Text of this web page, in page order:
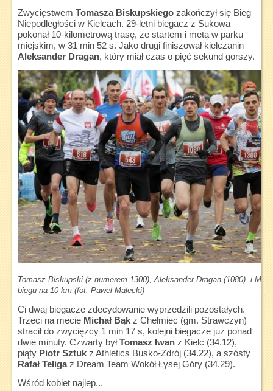
Zwycięstwem Tomasza Biskupskiegozakończył się Bieg
Niepodległości w Kielcach. 29-letni biegacz z Sukowa
pokonał 10-kilometrową trasę, ze startem i metą w parku
miejskim, w 31 min 52 s. Jako drugi finiszował kielczanin
Aleksander Dragan, który miał czas o pięć sekund gorszy.
Tomasz Biskupski (z numerem 1300), Aleksander Dragan (1080) i
biegu na 10 km (fot. Paweł Małecki)
Ci dwaj biegacze zdecydowanie wyprzedzili pozostałych.
Trzeci na mecie Michał Bąkz Chełmiec (gm. Strawczyn)
stracił do zwycięzcy 1 min 17 s, kolejni biegacze już ponad
dwie minuty. Czwarty byłTomasz Iwanz Kielc (34.12),
piąty Piotr Sztukz Athletics Busko-Zdrój (34.22), a szósty
Rafał Teligaz Dream Team Wokół Łysej Góry (34.29).
Wśród kobiet najlep...